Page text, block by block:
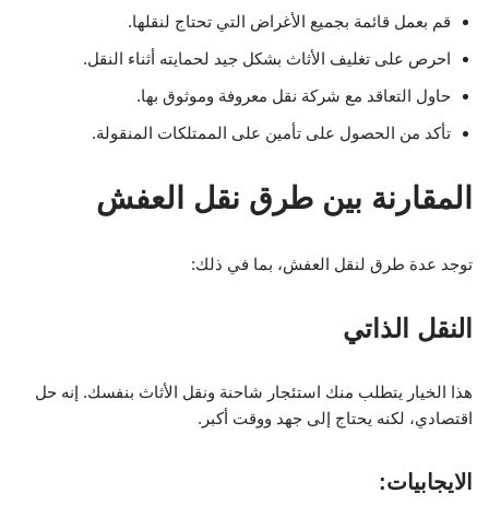
قم بعمل قائمة بجميع الأغراض التي تحتاج لنقلها.
احرص على تغليف الأثاث بشكل جيد لحمايته أثناء النقل.
حاول التعاقد مع شركة نقل معروفة وموثوق بها.
تأكد من الحصول على تأمين على الممتلكات المنقولة.
المقارنة بين طرق نقل العفش
توجد عدة طرق لنقل العفش، بما في ذلك:
النقل الذاتي
هذا الخيار يتطلب منك استئجار شاحنة ونقل الأثاث بنفسك. إنه حل
اقتصادي، لكنه يحتاج إلى جهد ووقت أكبر.
الايجابيات: